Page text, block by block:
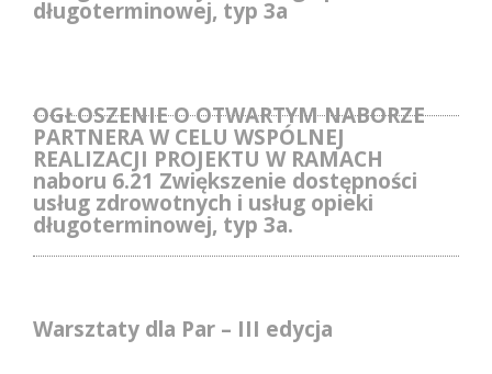
długoterminowej, typ 3a
OGŁOSZENIE O OTWARTYM NABORZE
PARTNERA W CELU WSPÓLNEJ
REALIZACJI PROJEKTU W RAMACH
naboru 6.21 Zwiększenie dostępności
usług zdrowotnych i usług opieki
długoterminowej, typ 3a.
Warsztaty dla Par – III edycja